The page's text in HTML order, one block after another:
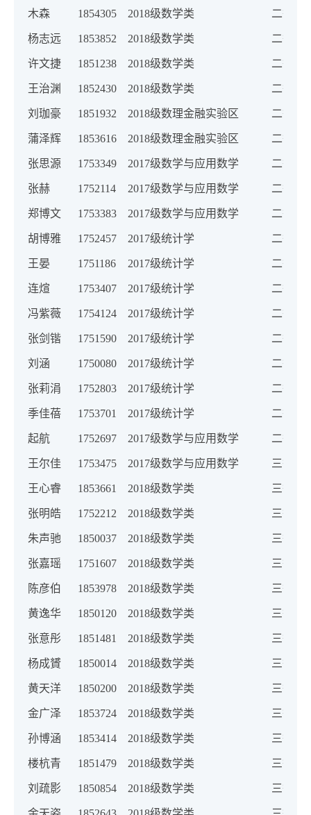
木森 1854305 2018级数学类 二等奖
杨志远 1853852 2018级数学类 二等奖
许文捷 1851238 2018级数学类 二等奖
王治渊 1852430 2018级数学类 二等奖
刘珈豪 1851932 2018级数理金融实验区 二等奖
蒲泽辉 1853616 2018级数理金融实验区 二等奖
张思源 1753349 2017级数学与应用数学 二等奖
张赫 1752114 2017级数学与应用数学 二等奖
郑博文 1753383 2017级数学与应用数学 二等奖
胡博雅 1752457 2017级统计学 二等奖
王晏 1751186 2017级统计学 二等奖
连煊 1753407 2017级统计学 二等奖
冯紫薇 1754124 2017级统计学 二等奖
张剑锴 1751590 2017级统计学 二等奖
刘涵 1750080 2017级统计学 二等奖
张莉涓 1752803 2017级统计学 二等奖
季佳蓓 1753701 2017级统计学 二等奖
起航 1752697 2017级数学与应用数学 二等奖
王尔佳 1753475 2017级数学与应用数学 三等奖
王心睿 1853661 2018级数学类 三等奖
张明皓 1752212 2018级数学类 三等奖
朱声驰 1850037 2018级数学类 三等奖
张嘉瑶 1751607 2018级数学类 三等奖
陈彦伯 1853978 2018级数学类 三等奖
黄逸华 1850120 2018级数学类 三等奖
张意彤 1851481 2018级数学类 三等奖
杨成贇 1850014 2018级数学类 三等奖
黄天洋 1850200 2018级数学类 三等奖
金广泽 1853724 2018级数学类 三等奖
孙博涵 1853414 2018级数学类 三等奖
楼杭青 1851479 2018级数学类 三等奖
刘疏影 1850854 2018级数学类 三等奖